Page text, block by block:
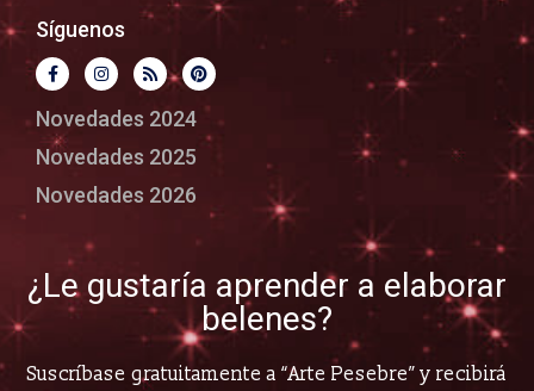
Síguenos
Novedades 2024
Novedades 2025
Novedades 2026
¿Le gustaría aprender a elaborar
belenes?
Suscríbase gratuitamente a “Arte Pesebre” y recibirá